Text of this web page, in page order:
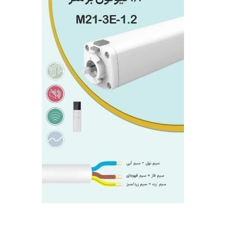
فرم معرفی برقکار
پنل ثبت پروژه ویژه کارکنان
پنل ثبت قراردادهای سازمانی پرسنل